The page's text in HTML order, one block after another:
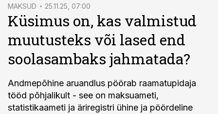
MAKSUD 25.11.25, 07:00
Küsimus on, kas valmistud
muutusteks või lased end
soolasambaks jahmatada?
Andmepõhine aruandlus pöörab raamatupidaja
tööd põhjalikult - see on maksuameti,
statistikaameti ja äriregistri ühine ja pöördeline